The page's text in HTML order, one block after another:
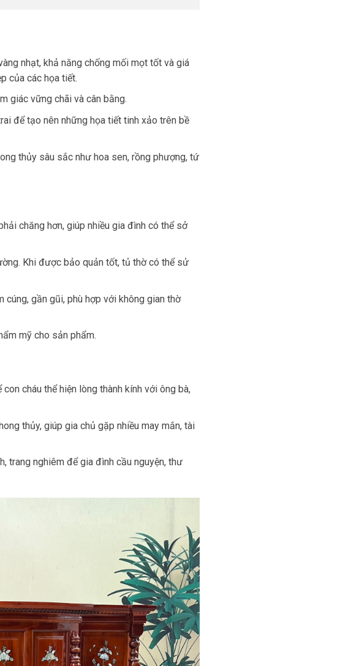
nhạt, khả năng chống mối mọt tốt và giá
của các họa tiết.
giác vững chãi và cân bằng.
để tạo nên những họa tiết tinh xảo trên bề
thủy sâu sắc như hoa sen, rồng phượng, tứ
chăng hơn, giúp nhiều gia đình có thể sở
Khi được bảo quản tốt, tủ thờ có thể sử
gần gũi, phù hợp với không gian thờ
mỹ cho sản phẩm.
cháu thể hiện lòng thành kính với ông bà,
thủy, giúp gia chủ gặp nhiều may mắn, tài
trang nghiêm để gia đình cầu nguyện, thư